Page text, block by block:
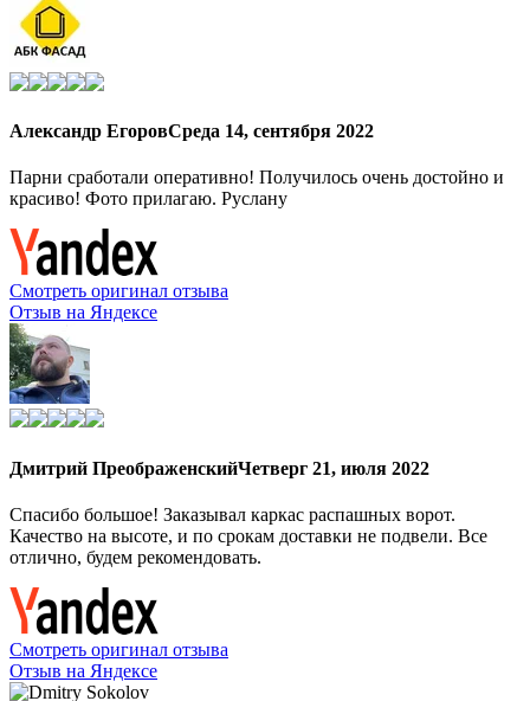
Александр ЕгоровСреда 14, сентября 2022
Парни сработали оперативно! Получилось очень достойно и
красиво! Фото прилагаю. Руслану
Смотреть оригинал отзыва
Отзыв на Яндексе
Дмитрий ПреображенскийЧетверг 21, июля 2022
Спасибо большое! Заказывал каркас распашных ворот.
Качество на высоте, и по срокам доставки не подвели. Все
отлично, будем рекомендовать.
Смотреть оригинал отзыва
Отзыв на Яндексе